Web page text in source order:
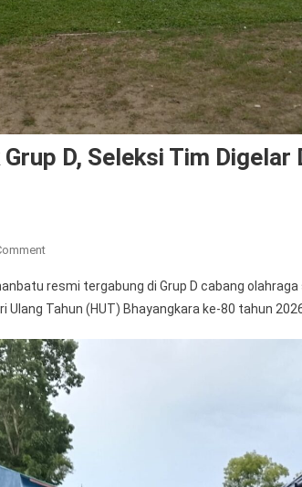
D, Seleksi Tim Digelar
On
Labuhanbatu
Masuk
D,
Seleksi
Tim
Digelar
Di
Stadion
Binaraga
resmi tergabung di Grup D cabang olahraga
Tahun (HUT) Bhayangkara ke-80 tahun